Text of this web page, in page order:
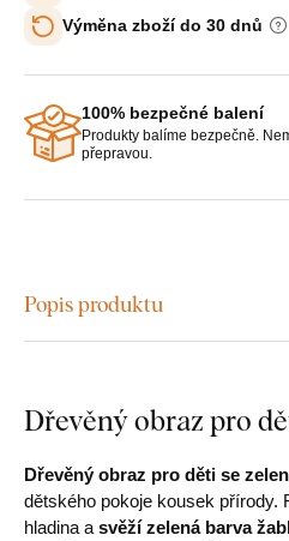
Výměna zboží do 30 dnů
100% bezpečné balení
Produkty balíme bezpečně.
přepravou.
Popis produktu
Dřevěný obraz pro
Dřevěný obraz pro děti se
dětského pokoje kousek přírody.
hladina a svěží zelená barva